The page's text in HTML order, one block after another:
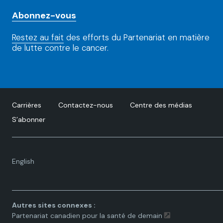
Abonnez-vous
Restez au fait des efforts du Partenariat en matière
de lutte contre le cancer.
Carrières Contactez-nous
Centre des médias
S’abonner
English
Language
Autres sites connexes :
Partenariat canadien pour la santé de demain